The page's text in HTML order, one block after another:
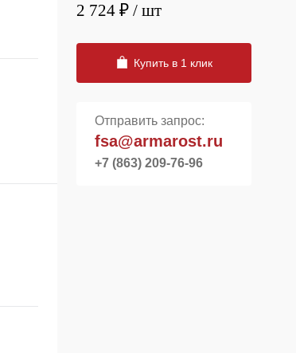
2 724 ₽ / шт
Купить в 1 клик
Отправить запрос:
fsa@armarost.ru
+7 (863) 209-76-96